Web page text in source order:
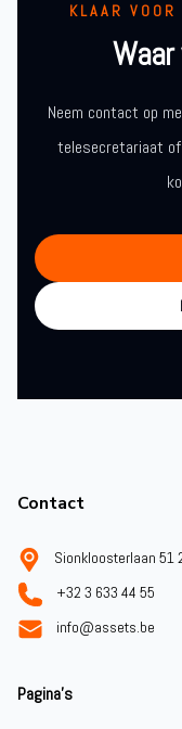
KLAAR
Neem contact op
telesecretariaat of
Contact
Sionkloosterlaan 51
+32 3 633 44 55
info@assets.be
Pagina's